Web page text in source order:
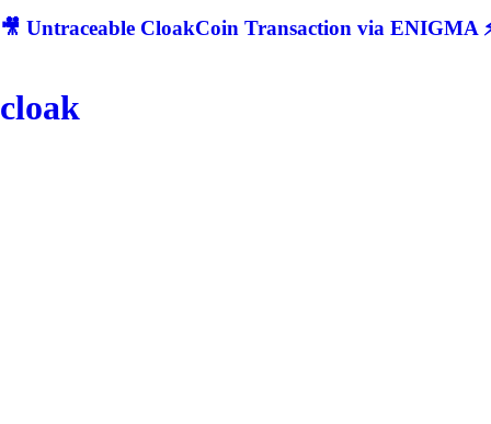
🎥 Untraceable CloakCoin Transaction via ENIGMA
cloak